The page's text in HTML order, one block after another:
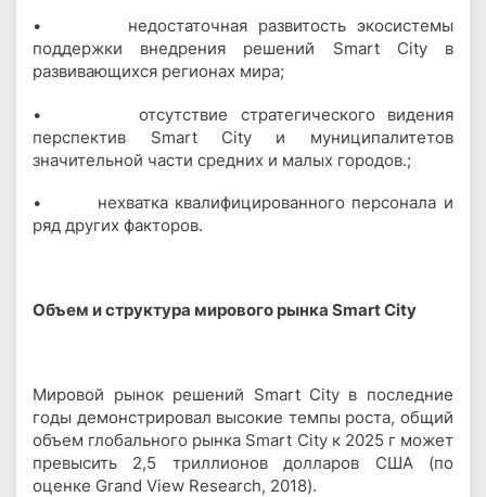
• недостаточная развитость экосистемы
поддержки внедрения решений Smart City в
развивающихся регионах мира;
• отсутствие стратегического видения
перспектив Smart City и муниципалитетов
значительной части средних и малых городов.;
• нехватка квалифицированного персонала и
ряд других факторов.
Объем и структура мирового рынка Smart City
Мировой рынок решений Smart City в последние
годы демонстрировал высокие темпы роста, общий
объем глобального рынка Smart City к 2025 г может
превысить 2,5 триллионов долларов США (по
оценке Grand View Research, 2018).